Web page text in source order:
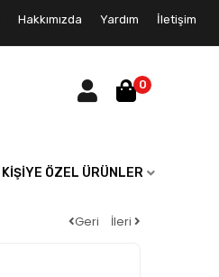
Hakkımızda Yardım İletişim
0
KIŞIYE ÖZEL ÜRÜNLER
Geri İleri